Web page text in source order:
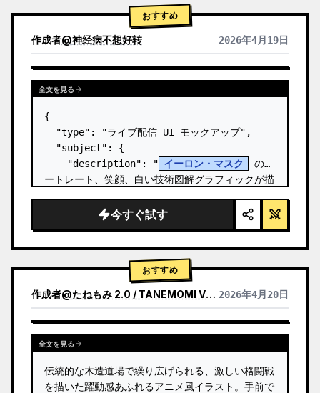
おすすめ
作成者@神经病不想好转 2026年4月19日
全文を見る
{
  "type": "ライブ配信 UI モックアップ",
  "subject": {
    "description": "
イーロン・マスク
のポ
ートレート、笑顔、白い技術図解グラフィックが描
    "background": "左側には '
SPACEX ' の
テキストが表示されたスクリー…
今すぐ試す
おすすめ
作成者@たねもみ 2.0 / TANEMOMI VER2.0 2026年4月20日
全文を見る
伝統的な木造道場で繰り広げられる、激しい格闘戦
を描いた躍動感あふれるアニメ風イラスト。手前で